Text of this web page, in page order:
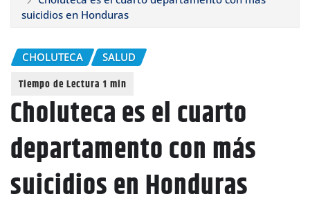
suicidios en Honduras
CHOLUTECA SALUD
Choluteca es el cuarto
departamento con más
suicidios en Honduras